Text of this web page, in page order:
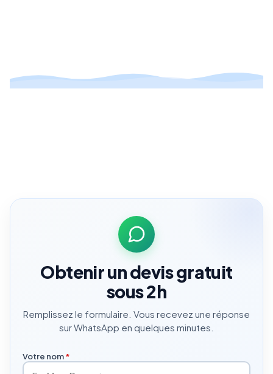
Obtenir un devis gratuit
sous 2h
Remplissez le formulaire. Vous recevez une réponse
sur WhatsApp en quelques minutes.
Votre nom*